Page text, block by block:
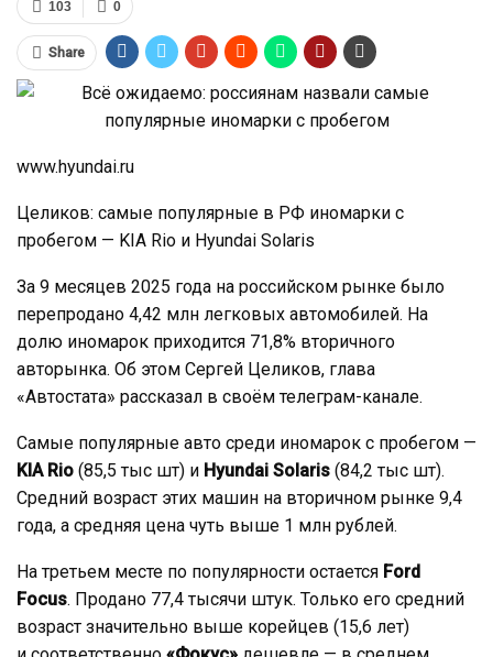
0
103
Share
www.hyundai.ru
Целиков: самые популярные в РФ иномарки с
пробегом — KIA Rio и Hyundai Solaris
За 9 месяцев 2025 года на российском рынке было
перепродано 4,42 млн легковых автомобилей. На
долю иномарок приходится 71,8% вторичного
авторынка. Об этом Сергей Целиков, глава
«Автостата» рассказал в своём телеграм-канале.
Самые популярные авто среди иномарок с пробегом —
KIA Rio (85,5 тыс шт) и Hyundai Solaris (84,2 тыс шт).
Средний возраст этих машин на вторичном рынке 9,4
года, а средняя цена чуть выше 1 млн рублей.
На третьем месте по популярности остается Ford
Focus. Продано 77,4 тысячи штук. Только его средний
возраст значительно выше корейцев (15,6 лет)